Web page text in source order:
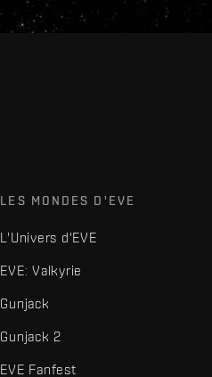
LES MONDES D'EVE
L'Univers d'EVE
EVE: Valkyrie
Gunjack
Gunjack 2
EVE Fanfest